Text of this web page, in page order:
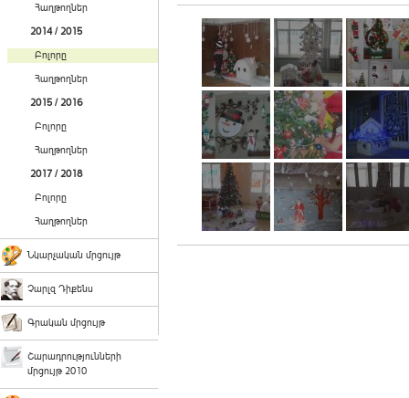
Հաղթողներ
2014 / 2015
Բոլորը
Հաղթողներ
2015 / 2016
Բոլորը
Հաղթողներ
2017 / 2018
Բոլորը
Հաղթողներ
Նկարչական մրցույթ
Չարլզ Դիքենս
Գրական մրցույթ
Շարադրությունների
մրցույթ 2010